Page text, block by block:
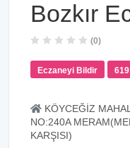
Bozkır
(0)
Eczaneyi Bildir
KÖYCEĞİZ
NO:240A
KARŞISI)